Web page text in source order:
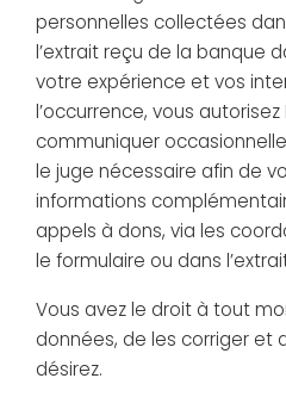
personnelles collectées
l’extrait reçu de la banque
votre expérience et vos
l’occurrence, vous autorisez
communiquer
le juge nécessaire afin de
informations
appels à dons, via les
le formulaire ou dans
Vous avez le droit à tout
données, de les corriger et
désirez.